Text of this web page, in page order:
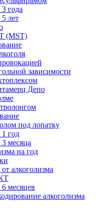
года
лет
(MST)
зависимости
Депо
под лопатку
год
месяца
на год
алкоголизма
месяцев
алкоголизма